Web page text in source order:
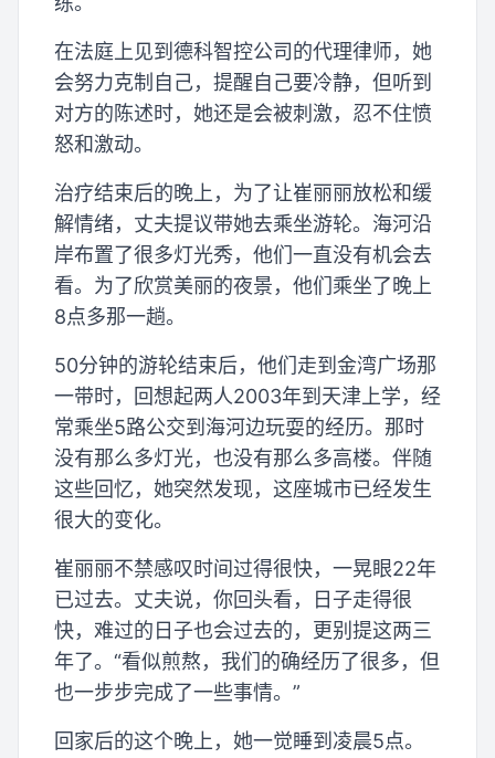
在法庭上见到德科智控公司的代理律师，她
会努力克制自己，提醒自己要冷静，但听到
对方的陈述时，她还是会被刺激，忍不住愤
怒和激动。
治疗结束后的晚上，为了让崔丽丽放松和缓
解情绪，丈夫提议带她去乘坐游轮。海河沿
岸布置了很多灯光秀，他们一直没有机会去
看。为了欣赏美丽的夜景，他们乘坐了晚上
8点多那一趟。
50分钟的游轮结束后，他们走到金湾广场那
一带时，回想起两人2003年到天津上学，经
常乘坐5路公交到海河边玩耍的经历。那时
没有那么多灯光，也没有那么多高楼。伴随
这些回忆，她突然发现，这座城市已经发生
很大的变化。
崔丽丽不禁感叹时间过得很快，一晃眼22年
已过去。丈夫说，你回头看，日子走得很
快，难过的日子也会过去的，更别提这两三
年了。“看似煎熬，我们的确经历了很多，但
也一步步完成了一些事情。”
回家后的这个晚上，她一觉睡到凌晨5点。